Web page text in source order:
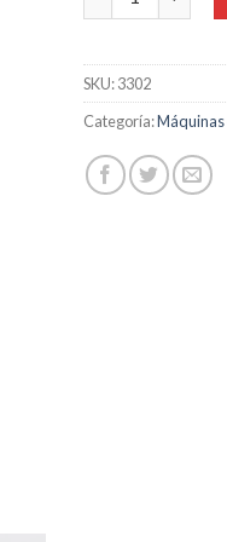
SKU:3302
Categoría:Máquinas